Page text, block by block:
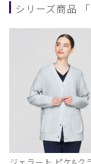
シリーズ商品
ジェラート ピケ&ク